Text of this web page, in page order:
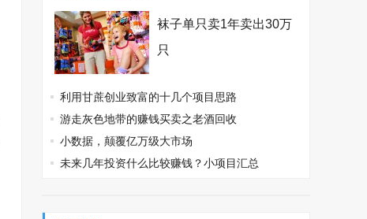
袜子单只卖1年卖出30万
只
利用甘蔗创业致富的十几个项目思路
游走灰色地带的赚钱买卖之老酒回收
小数据，颠覆亿万级大市场
未来几年投资什么比较赚钱？小项目汇总